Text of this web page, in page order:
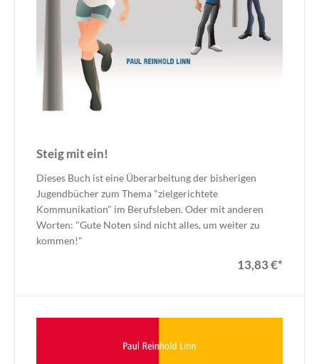
Steig mit ein!
Dieses Buch ist eine Überarbeitung der bisherigen
Jugendbücher zum Thema "zielgerichtete
Kommunikation" im Berufsleben. Oder mit anderen
Worten: "Gute Noten sind nicht alles, um weiter zu
kommen!"
13,83 €*